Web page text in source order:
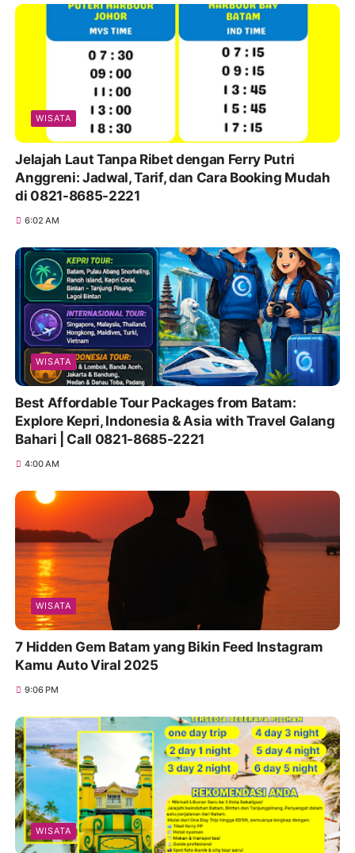
WISATA
Jelajah Laut Tanpa Ribet dengan Ferry Putri
Anggreni: Jadwal, Tarif, dan Cara Booking Mudah
di 0821-8685-2221
6:02 AM
WISATA
Best Affordable Tour Packages from Batam:
Explore Kepri, Indonesia & Asia with Travel Galang
Bahari | Call 0821-8685-2221
4:00 AM
WISATA
7 Hidden Gem Batam yang Bikin Feed Instagram
Kamu Auto Viral 2025
9:06 PM
WISATA